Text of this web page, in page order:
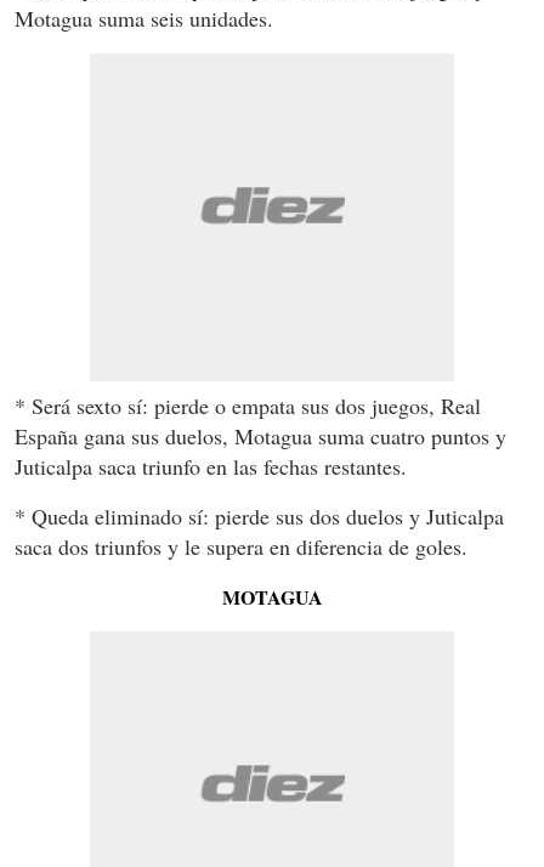
Motagua suma seis unidades.
* Será sexto sí: pierde o empata sus dos juegos, Real
España gana sus duelos, Motagua suma cuatro puntos y
Juticalpa saca triunfo en las fechas restantes.
* Queda eliminado sí: pierde sus dos duelos y Juticalpa
saca dos triunfos y le supera en diferencia de goles.
MOTAGUA